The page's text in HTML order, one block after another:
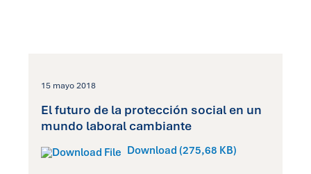
15 mayo 2018
El futuro de la protección social en un
mundo laboral cambiante
Download (275,68 KB)